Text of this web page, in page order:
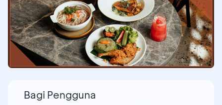
Bagi Pengguna